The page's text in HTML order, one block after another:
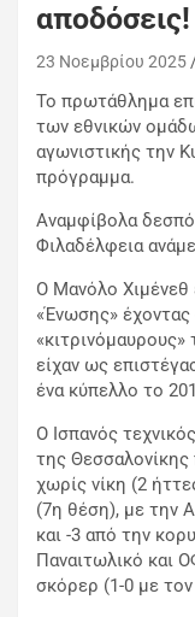
αποδόσεις!
23 Νοεμβρίου 2025
Το πρωτάθλημα
των εθνικών
αγωνιστικής την
πρόγραμμα.
Αναμφίβολα
Φιλαδέλφεια
Ο Μανόλο Χιμένεθ
«Ένωσης»
είχαν ως
ένα κύπελλο το
Ο Ισπανός
της
χωρίς νίκη (2
(7η θέση), με την
και -3 από την
Παναιτωλικό και
σκόρερ (1-0 με